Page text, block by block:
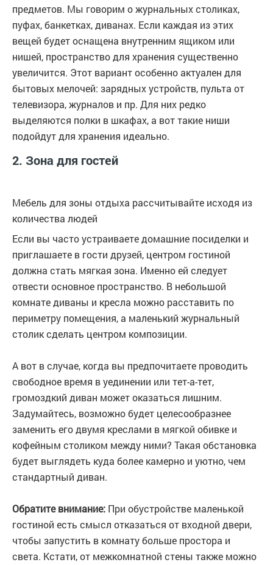
предметов. Мы говорим о журнальных столиках,
пуфах, банкетках, диванах. Если каждая из этих
вещей будет оснащена внутренним ящиком или
нишей, пространство для хранения существенно
увеличится. Этот вариант особенно актуален для
бытовых мелочей: зарядных устройств, пульта от
телевизора, журналов и пр. Для них редко
выделяются полки в шкафах, а вот такие ниши
подойдут для хранения идеально.
2. Зона для гостей
Мебель для зоны отдыха рассчитывайте исходя из
количества людей
Если вы часто устраиваете домашние посиделки и
приглашаете в гости друзей, центром гостиной
должна стать мягкая зона. Именно ей следует
отвести основное пространство. В небольшой
комнате диваны и кресла можно расставить по
периметру помещения, а маленький журнальный
столик сделать центром композиции.
А вот в случае, когда вы предпочитаете проводить
свободное время в уединении или тет-а-тет,
громоздкий диван может оказаться лишним.
Задумайтесь, возможно будет целесообразнее
заменить его двумя креслами в мягкой обивке и
кофейным столиком между ними? Такая обстановка
будет выглядеть куда более камерно и уютно, чем
стандартный диван.
Обратите внимание: При обустройстве маленькой
гостиной есть смысл отказаться от входной двери,
чтобы запустить в комнату больше простора и
света. Кстати, от межкомнатной стены также можно